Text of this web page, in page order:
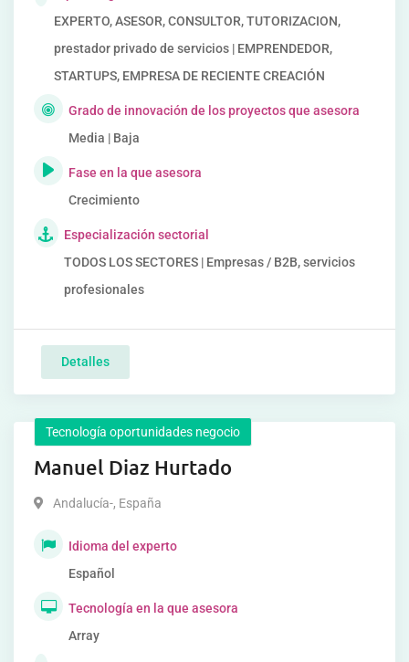
EXPERTO, ASESOR, CONSULTOR, TUTORIZACION,
prestador privado de servicios | EMPRENDEDOR,
STARTUPS, EMPRESA DE RECIENTE CREACIÓN
Grado de innovación de los proyectos que asesora
Media | Baja
Fase en la que asesora
Crecimiento
Especialización sectorial
TODOS LOS SECTORES | Empresas / B2B, servicios
profesionales
Detalles
Tecnología oportunidades negocio
Manuel Diaz Hurtado
Andalucía-, España
Idioma del experto
Español
Tecnología en la que asesora
Array